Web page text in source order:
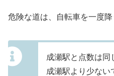
危険な道は、自転車を一度降
成瀬駅と点数は同
成瀬駅より少ない